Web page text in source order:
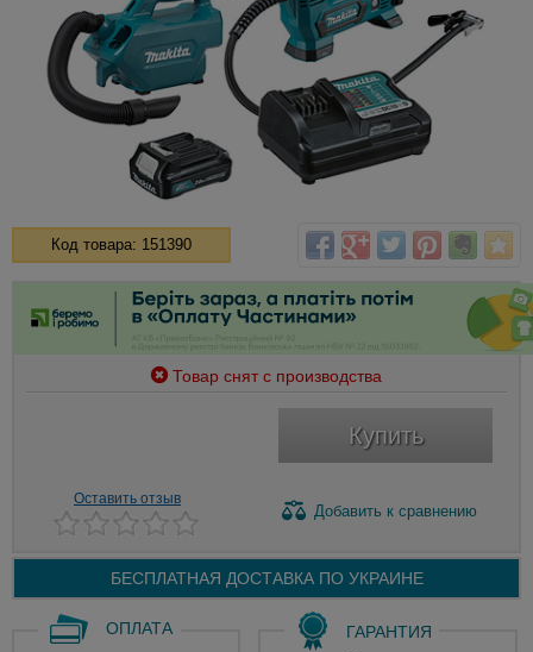
Код товара: 151390
Товар снят с производства
Купить
Оставить отзыв
Добавить к сравнению
БЕСПЛАТНАЯ ДОСТАВКА ПО УКРАИНЕ
ОПЛАТА ГАРАНТИЯ